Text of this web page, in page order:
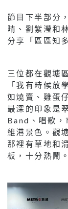
節目下半部分
晴、劉紫瀅和
分享「區區知
三位都在觀塘
「我有時候放
如燒賣、雞蛋
最深的印象是
Band、唱歌，
維港景色。觀
那裡有草地和
板，十分熱鬧。